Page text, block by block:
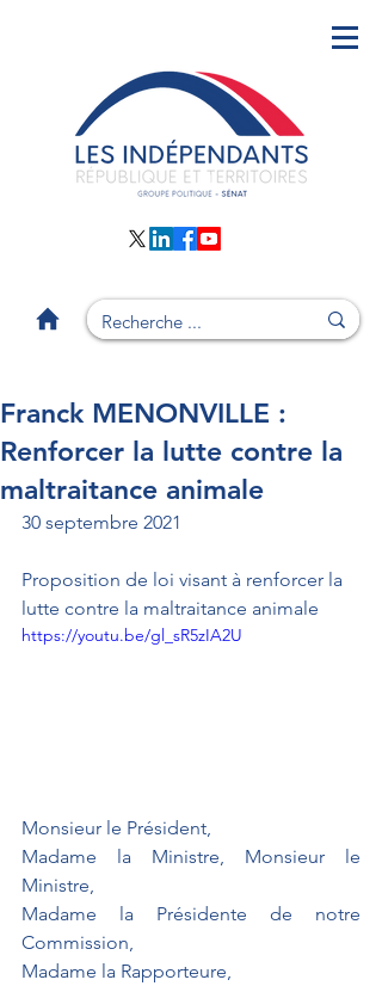
Franck MENONVILLE :
Renforcer la lutte contre la
maltraitance animale
30 septembre 2021
Proposition de loi visant à renforcer la
lutte contre la maltraitance animale
https://youtu.be/gl_sR5zIA2U
Monsieur le Président,
Madame la Ministre, Monsieur le
Ministre,
Madame la Présidente de notre
Commission,
Madame la Rapporteure,